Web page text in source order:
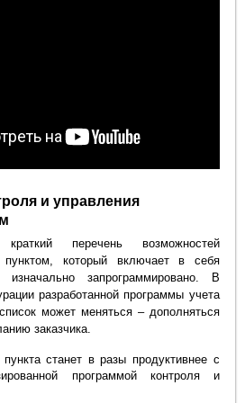
и управления
перечень возможностей
который включает в себя
запрограммировано. В
разработанной программы учета
может меняться – дополняться
заказчика.
станет в разы продуктивнее с
программой контроля и